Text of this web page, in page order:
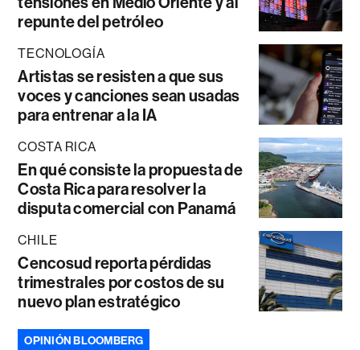
repunte del petróleo
TECNOLOGÍA
Artistas se resisten a que sus
voces y canciones sean usadas
para entrenar a la IA
COSTA RICA
En qué consiste la propuesta de
Costa Rica para resolver la
disputa comercial con Panamá
CHILE
Cencosud reporta pérdidas
trimestrales por costos de su
nuevo plan estratégico
OPINIÓN BLOOMBERG